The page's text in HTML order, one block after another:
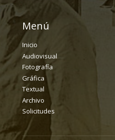
Menú
Inicio
Audiovisual
Fotografía
Gráfica
Textual
Archivo
Solicitudes